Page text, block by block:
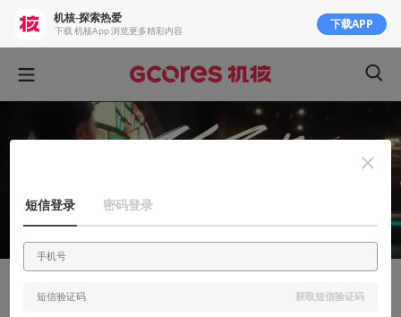
有感而发
机核-探索热爱
下载 机核App 浏览更多精彩内容 下载APP
短信登录 密码登录
获取短信验证码